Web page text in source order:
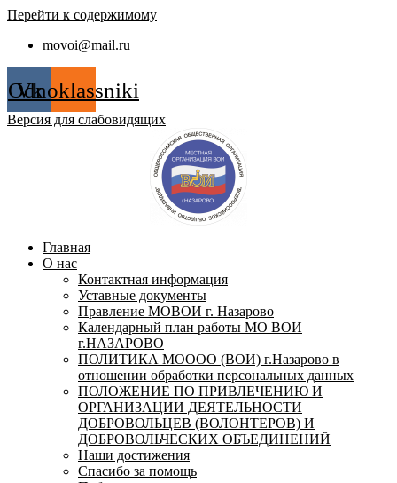
Перейти к содержимому
movoi@mail.ru
Vk
Odnoklassniki
Версия для слабовидящих
Главная
О нас
Контактная информация
Уставные документы
Правление МОВОИ г. Назарово
Календарный план работы МО ВОИ
г.НАЗАРОВО
ПОЛИТИКА МОООО (ВОИ) г.Назарово в
отношении обработки персональных данных
ПОЛОЖЕНИЕ ПО ПРИВЛЕЧЕНИЮ И
ОРГАНИЗАЦИИ ДЕЯТЕЛЬНОСТИ
ДОБРОВОЛЬЦЕВ (ВОЛОНТЕРОВ) И
ДОБРОВОЛЬЧЕСКИХ ОБЪЕДИНЕНИЙ
Наши достижения
Спасибо за помощь